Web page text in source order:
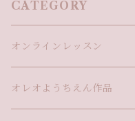
CATEGORY
オンラインレッスン
オレオようちえん作品